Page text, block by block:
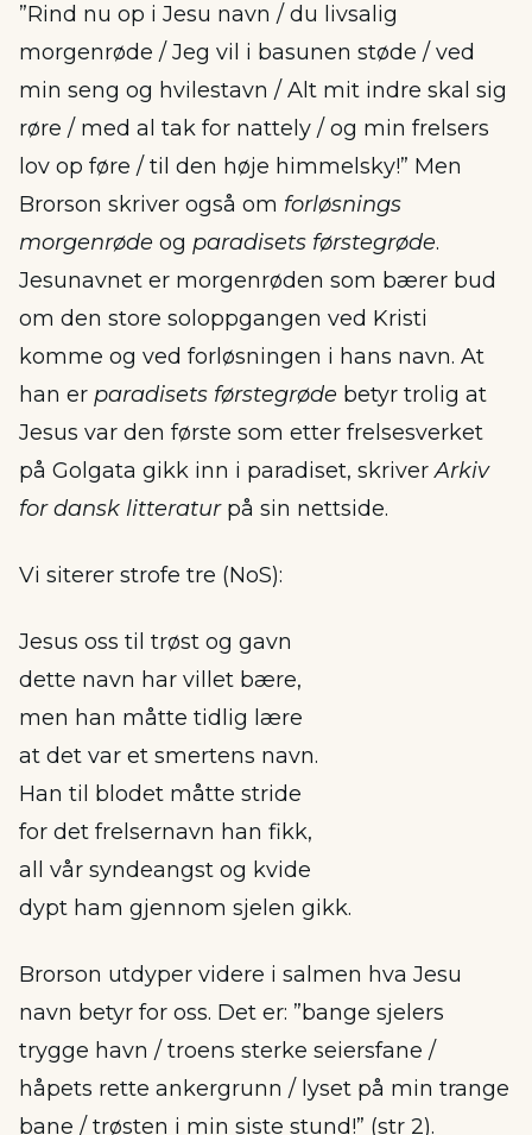
”Rind nu op i Jesu navn / du livsalig
morgenrøde / Jeg vil i basunen støde / ved
min seng og hvilestavn / Alt mit indre skal sig
røre / med al tak for nattely / og min frelsers
lov op føre / til den høje himmelsky!” Men
Brorson skriver også om forløsnings
morgenrøde og paradisets førstegrøde.
Jesunavnet er morgenrøden som bærer bud
om den store soloppgangen ved Kristi
komme og ved forløsningen i hans navn. At
han er paradisets førstegrøde betyr trolig at
Jesus var den første som etter frelsesverket
på Golgata gikk inn i paradiset, skriverArkiv
for dansk litteraturpå sin nettside.
Vi siterer strofe tre (NoS):
Jesus oss til trøst og gavn
dette navn har villet bære,
men han måtte tidlig lære
at det var et smertens navn.
Han til blodet måtte stride
for det frelsernavn han fikk,
all vår syndeangst og kvide
dypt ham gjennom sjelen gikk.
Brorson utdyper videre i salmen hva Jesu
navn betyr for oss. Det er: ”bange sjelers
trygge havn / troens sterke seiersfane /
håpets rette ankergrunn / lyset på min trange
bane / trøsten i min siste stund!” (str 2).